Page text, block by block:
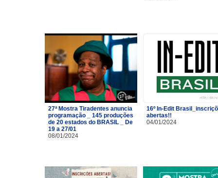
27ª Mostra Tiradentes anuncia
programação _ 145 produções
de 20 estados do BRASIL _ De
19 a 27/01
08/01/2024
16º In-Edit
abertas!!
04/01/2024